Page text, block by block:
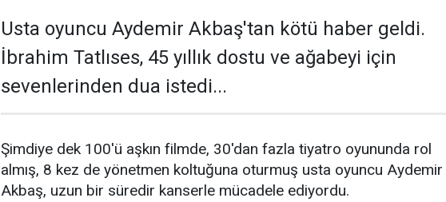
Usta oyuncu Aydemir Akbaş'tan kötü haber geldi.
İbrahim Tatlıses, 45 yıllık dostu ve ağabeyi için
sevenlerinden dua istedi...
Şimdiye dek 100'ü aşkın filmde, 30'dan fazla tiyatro oyununda rol
almış, 8 kez de yönetmen koltuğuna oturmuş usta oyuncu Aydemir
Akbaş, uzun bir süredir kanserle mücadele ediyordu.